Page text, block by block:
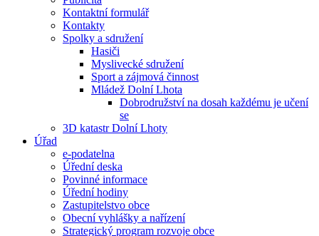
Kontaktní formulář
Kontakty
Spolky a sdružení
Hasiči
Myslivecké sdružení
Sport a zájmová činnost
Mládež Dolní Lhota
Dobrodružství na dosah každému je učení
se
3D katastr Dolní Lhoty
Úřad
e-podatelna
Úřední deska
Povinné informace
Úřední hodiny
Zastupitelstvo obce
Obecní vyhlášky a nařízení
Strategický program rozvoje obce